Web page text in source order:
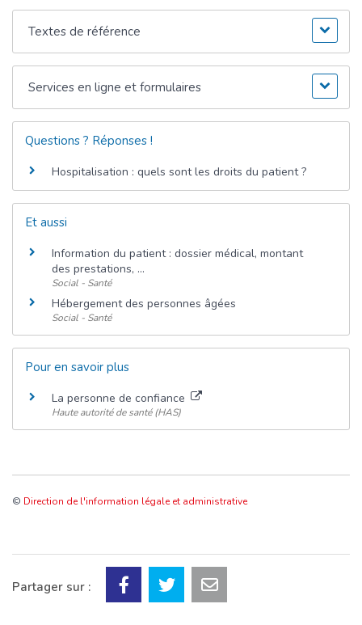
Textes de référence
Services en ligne et formulaires
Questions ? Réponses !
Hospitalisation : quels sont les droits du patient ?
Et aussi
Information du patient : dossier médical, montant
des prestations, ...
Social - Santé
Hébergement des personnes âgées
Social - Santé
Pour en savoir plus
La personne de confiance
Haute autorité de santé (HAS)
© Direction de l'information légale et administrative
Partager sur :